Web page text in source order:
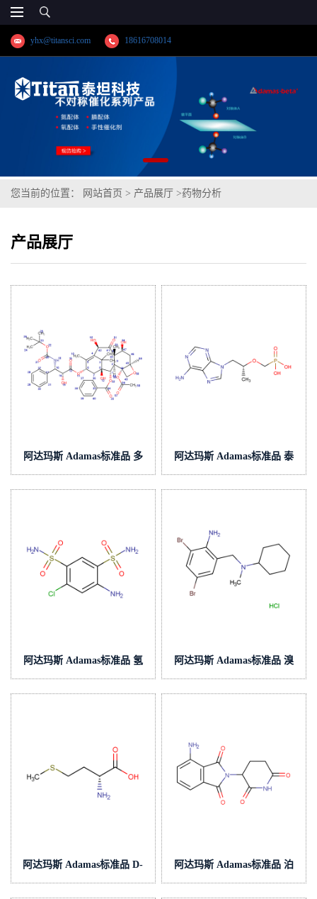
yhx@titansci.com 18616708014
您当前的位置： 网站首页 > 产品展厅 >药物分析
产品展厅
阿达玛斯 Adamas标准品 多
烯紫杉醇,cas号:114977-28-5,
阿达玛斯 Adamas标准品 泰
诺福韦,cas号:147127-20-6,货
阿达玛斯 Adamas标准品 氢
氯噻嗪EP杂质B,cas号:121-
阿达玛斯 Adamas标准品 溴
己新盐酸盐,cas号:611-75-6,货
阿达玛斯 Adamas标准品 D-
蛋氨酸,cas号:348-67-4,货
阿达玛斯 Adamas标准品 泊
马度胺,cas号:19171-19-8,货